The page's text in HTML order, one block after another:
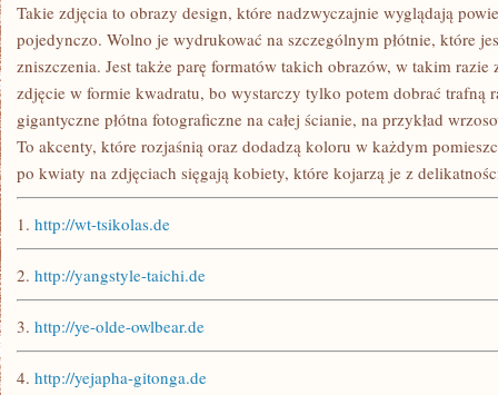
Takie zdjęcia to obrazy design, które nadzwyczajnie wyglądają
pojedynczo. Wolno je wydrukować na szczególnym płótnie, które
zniszczenia. Jest także parę formatów takich obrazów, w takim razie
zdjęcie w formie kwadratu, bo wystarczy tylko potem dobrać trafną
gigantyczne płótna fotograficzne na całej ścianie, na przykład
To akcenty, które rozjaśnią oraz dodadzą koloru w każdym
po kwiaty na zdjęciach sięgają kobiety, które kojarzą je z
1. http://wt-tsikolas.de
2. http://yangstyle-taichi.de
3. http://ye-olde-owlbear.de
4. http://yejapha-gitonga.de